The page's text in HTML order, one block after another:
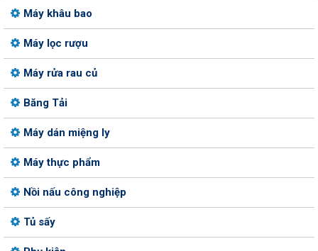
Máy khâu bao
Máy lọc rượu
Máy rửa rau củ
Băng Tải
Máy dán miệng ly
Máy thực phẩm
Nồi nấu công nghiệp
Tủ sấy